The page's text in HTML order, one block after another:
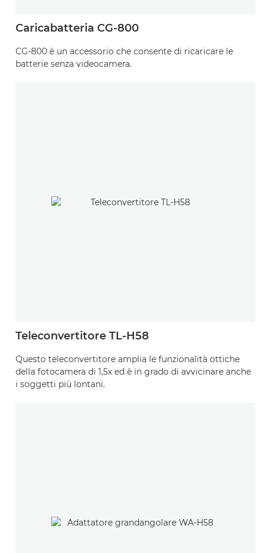
Caricabatteria CG-800
CG-800 è un accessorio che consente di ricaricare le
batterie senza videocamera.
Teleconvertitore TL-H58
Questo teleconvertitore amplia le funzionalità ottiche
della fotocamera di 1,5x ed è in grado di avvicinare anche
i soggetti più lontani.